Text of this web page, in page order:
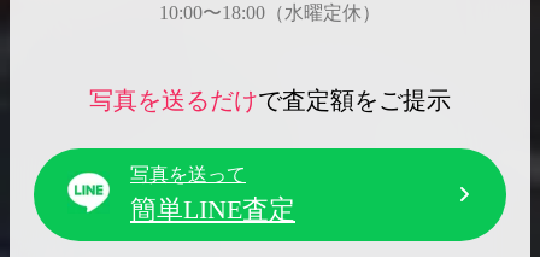
10:00〜18:00（水曜定休）
写真を送るだけで査定額をご提示
写真を送って
簡単LINE査定